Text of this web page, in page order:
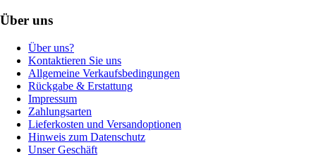
Über uns
Über uns?
Kontaktieren Sie uns
Allgemeine Verkaufsbedingungen
Rückgabe & Erstattung
Impressum
Zahlungsarten
Lieferkosten und Versandoptionen
Hinweis zum Datenschutz
Unser Geschäft